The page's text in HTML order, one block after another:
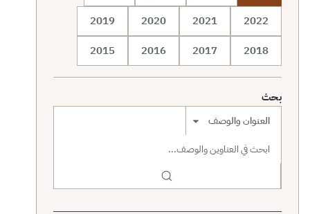
2022
2021
2020
2019
2018
2017
2016
2015
بحث
نطاق البحث